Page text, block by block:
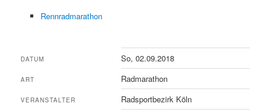
Rennradmarathon
DATUM So, 02.09.2018
ART Radmarathon
VERANSTALTER Radsportbezirk Köln